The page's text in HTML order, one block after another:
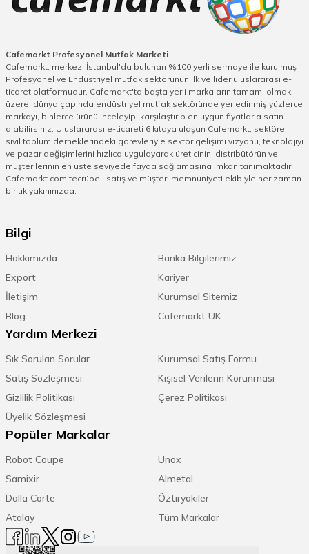
Cafemarkt Profesyonel Mutfak Marketi
Cafemarkt, merkezi İstanbul'da bulunan %100 yerli sermaye ile kurulmuş
Profesyonel ve Endüstriyel mutfak sektörünün ilk ve lider uluslararası e-
ticaret platformudur. Cafemarkt'ta başta yerli markaların tamamı olmak
üzere, dünya çapında endüstriyel mutfak sektöründe yer edinmiş yüzlerce
markayı, binlerce ürünü inceleyip, karşılaştırıp en uygun fiyatlarla satın
alabilirsiniz. Uluslararası e-ticareti 6 kıtaya ulaşan Cafemarkt, sektörel
sivil toplum derneklerindeki görevleriyle sektör gelişimi vizyonu, teknolojiyi
ve pazar değişimlerini hızlıca uygulayarak üreticinin, distribütörün ve
müşterilerinin en üste seviyede fayda sağlamasına imkan tanımaktadır.
Cafemarkt.com tecrübeli satış ve müşteri memnuniyeti ekibiyle her zaman
bir tık yakınınızda.
Bilgi
Hakkımızda
Banka Bilgilerimiz
Export
Kariyer
İletişim
Kurumsal Sitemiz
Blog
Cafemarkt UK
Yardım Merkezi
Sık Sorulan Sorular
Kurumsal Satış Formu
Satış Sözleşmesi
Kişisel Verilerin Korunması
Gizlilik Politikası
Çerez Politikası
Üyelik Sözleşmesi
Popüler Markalar
Robot Coupe
Unox
Samixir
Almetal
Dalla Corte
Öztiryakiler
Atalay
Tüm Markalar